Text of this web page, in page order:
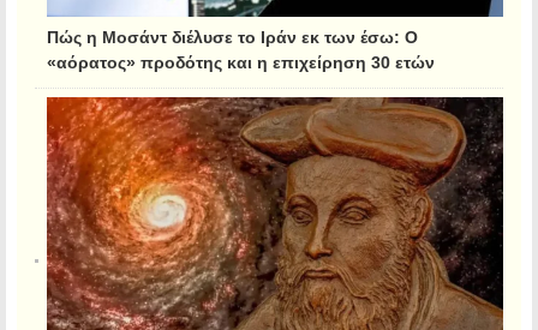
Πώς η Μοσάντ διέλυσε το Ιράν εκ των έσω: Ο
«αόρατος» προδότης και η επιχείρηση 30 ετών